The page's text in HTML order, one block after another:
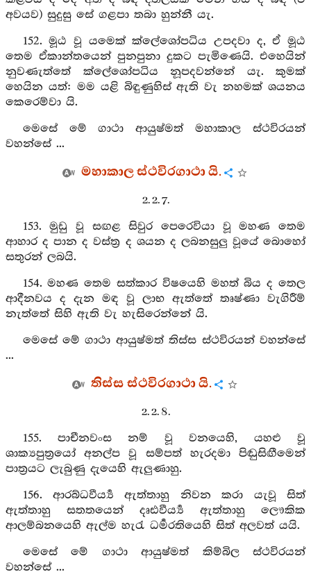
අවයව) සුදුසු සේ ගළපා තබා හුන්නී යැ.
152. මූඨ වූ යමෙක් ක්ලේශෝපධිය උපදවා ද, ඒ මූඨ
තෙම ඒකාන්තයෙන් පුනපුනා දුකට පැමිණෙයි. එහෙයින්
නුවණැත්තේ ක්ලේශෝපධිය නූපදවන්නේ යැ. කුමක්
හෙයින යත්: මම යළි බිඳුණුහිස් ඇති වැ නහමක් ශයනය
කෙරෙම්වා යි.
මෙසේ මේ ගාථා ආයුෂ්මත් මහාකාල ස්ථවිරයන්
වහන්සේ ...
මහාකාල ස්ථවිරගාථා යි.
2. 2. 7.
153. මුඩු වූ සඟළ සිවුර පෙරෙවියා වූ මහණ තෙම
ආහාර ද පාන ද වස්ත්‍ර ද ශයන ද ලබනසුලු වූයේ බොහෝ
සතුරන් ලබයි.
154. මහණ තෙම සත්කාර විෂයෙහි මහත් බිය ද තෙල
ආදීනවය ද දැන මඳ වූ ලාභ ඇත්තේ තෘෂ්ණා වැගිරීම්
නැත්තේ සිහි ඇති වැ හැසිරෙන්නේ යි.
මෙසේ මේ ගාථා ආයුෂ්මත් තිස්ස ස්ථවිරයන් වහන්සේ
...
තිස්ස ස්ථවිරගාථා යි.
2. 2. 8.
155. පාචීනවංස නම් වූ වනයෙහි, යහළු වූ
ශාක්‍යපුත්‍රයෝ අනල්ප වූ සම්පත් හැරදමා පිඬුසිඟීමෙන්
පාත්‍රයට ලැබුණු දැයෙහි ඇලුණාහු.
156. ආරබ්ධවීර්‍ය්‍ය ඇත්තාහු නිවන කරා යැවූ සිත්
ඇත්තාහු සතතයෙන් දෘඪවීර්‍ය්‍ය ඇත්තාහු ලෞකික
ආලම්බනයෙහි ඇල්ම හැරැ ධර්‍මරතියෙහි සිත් අලවත් යයි.
මෙසේ මේ ගාථා ආයුෂ්මත් කිම්බිල ස්ථවිරයන්
වහන්සේ ...